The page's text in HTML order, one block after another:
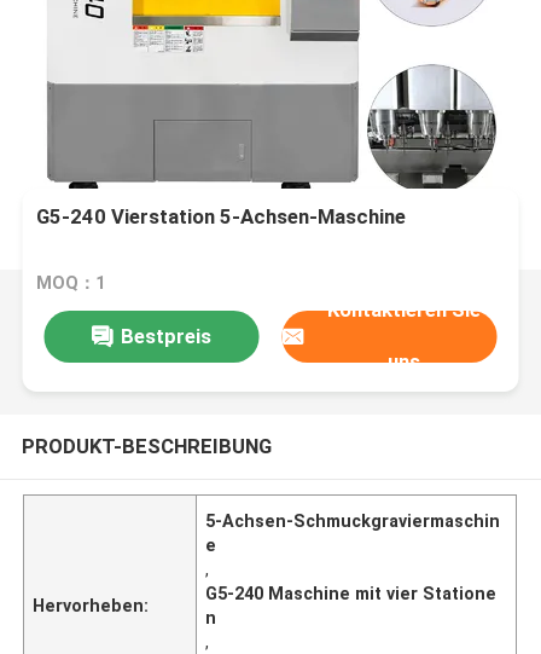
G5-240 Vierstation 5-Achsen-Maschine
MOQ：1
Bestpreis
Kontaktieren Sie
uns
PRODUKT-BESCHREIBUNG
Hervorheben:
5-Achsen-Schmuckgraviermaschin
e
,
G5-240 Maschine mit vier Statione
n
,